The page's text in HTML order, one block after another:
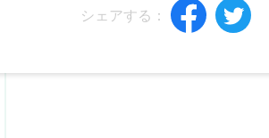
シェアする：